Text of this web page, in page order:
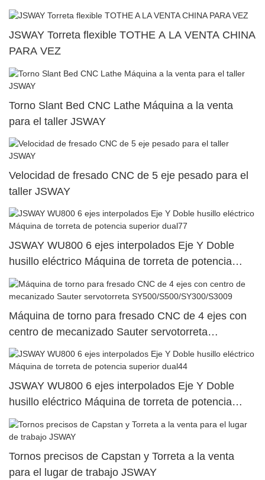
JSWAY Torreta flexible TOTHE A LA VENTA CHINA
PARA VEZ
Torno Slant Bed CNC Lathe Máquina a la venta
para el taller JSWAY
Velocidad de fresado CNC de 5 eje pesado para el
taller JSWAY
JSWAY WU800 6 ejes interpolados Eje Y Doble
husillo eléctrico Máquina de torreta de potencia
superior dual77
Máquina de torno para fresado CNC de 4 ejes con
centro de mecanizado Sauter servotorreta
SY500/S500/SY300/S3009
JSWAY WU800 6 ejes interpolados Eje Y Doble
husillo eléctrico Máquina de torreta de potencia
superior dual44
Tornos precisos de Capstan y Torreta a la venta
para el lugar de trabajo JSWAY